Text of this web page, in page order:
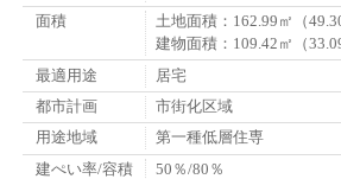
面積
土地面積：162.99㎡（
建物面積：109.42㎡（
最適用途
居宅
都市計画
市街化区域
用途地域
第一種低層住専
建ぺい率/容積
50％/80％